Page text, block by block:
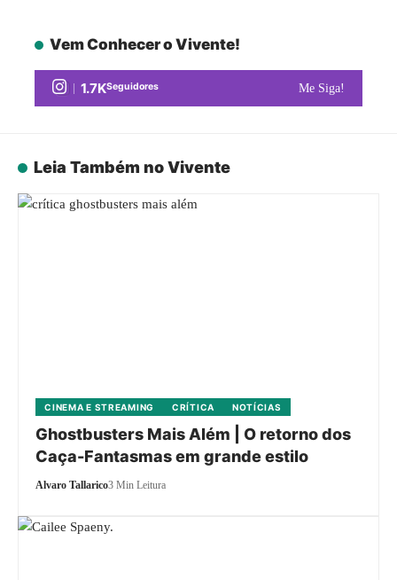
Vem Conhecer o Vivente!
1.7KSeguidores Me Siga!
Leia Também no Vivente
CINEMA E STREAMING CRÍTICA NOTÍCIAS
Ghostbusters Mais Além | O retorno dos
Caça-Fantasmas em grande estilo
Alvaro Tallarico3 Min Leitura